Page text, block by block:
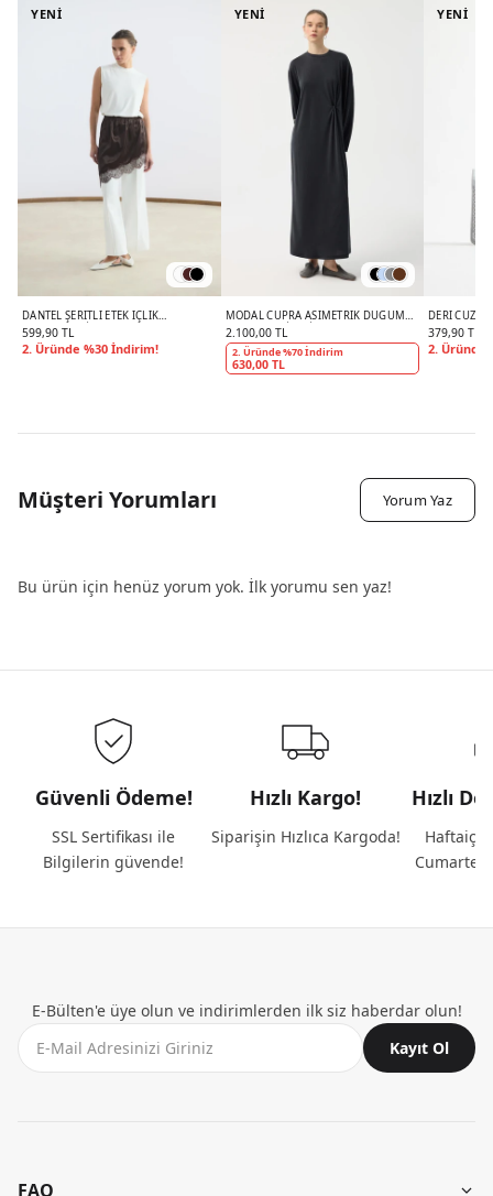
YENİ
DANTEL ŞERITLI ETEK İÇLIK
KAHVERENGI
599,90 TL
2. Üründe %30 İndirim!
YENİ
MODAL CUPRA ASIMETRIK DÜĞÜM
DETAYLI ELBISE SIYAH
2.100,00 TL
2. Üründe %70 İndirim
630,00 TL
YENİ
DERI
379,90 TL
2. Üründe
Müşteri Yorumları Yorum Yaz
Bu ürün için henüz yorum yok. İlk yorumu sen yaz!
Güvenli Ödeme!
SSL Sertifikası ile
Bilgilerin güvende!
Hızlı Kargo!
Siparişin Hızlıca Kargoda!
Hızlı
Haftaiçi
E-Bülten'e üye olun ve indirimlerden ilk siz haberdar olun!
Kayıt Ol
FAQ